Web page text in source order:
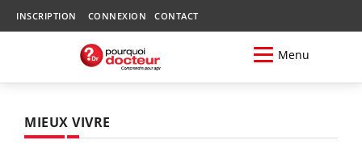
INSCRIPTION CONNEXION CONTACT
Menu
MIEUX VIVRE